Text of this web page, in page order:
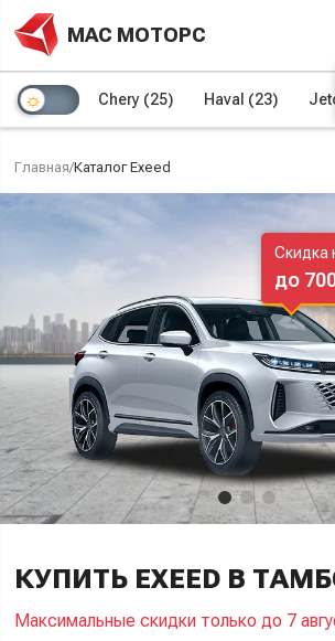
МАС МОТОРС
Chery (25) Haval (23)
Главная/Каталог Exeed
КУПИТЬ EXEED В
Максимальные скидки только до 7
Скидка
до